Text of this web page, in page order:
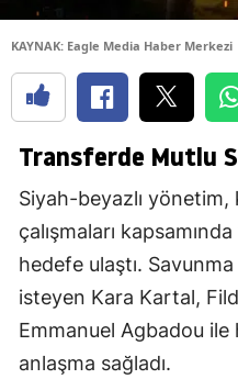
KAYNAK: Eagle Media Haber Merkezi
Transferde Mutlu
Siyah-beyazlı
çalışmaları
hedefe ulaştı.
isteyen Kara Kartal,
Emmanuel Agbadou ile
anlaşma sağladı.